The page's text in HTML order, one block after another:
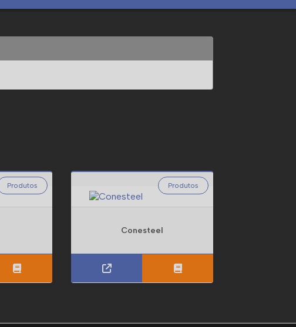
Produtos
Conesteel
Produtos